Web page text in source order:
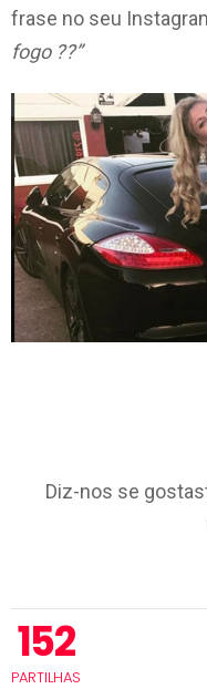
frase no seu
fogo ??”
Diz-nos se
152
PARTILHAS